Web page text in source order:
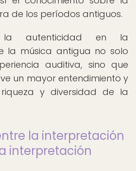
de los períodos antiguos.
la autenticidad en la
la música antigua no solo
auditiva, sino que
un mayor entendimiento y
y diversidad de la
la interpretación
interpretación